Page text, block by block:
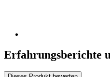
Erfahrungsberichte